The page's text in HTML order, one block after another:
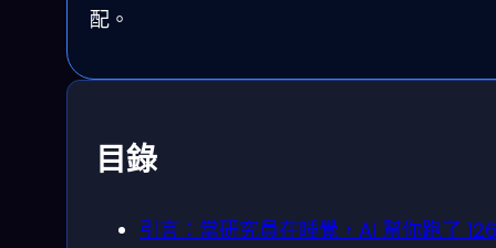
配。
目錄
引言：當研究員在睡覺，AI 幫你跑了